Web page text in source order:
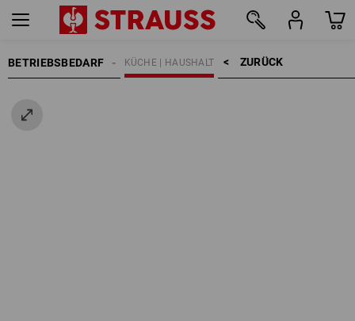
BETRIEBSBEDARF ZURÜCK    >
KÜCHE | HAUSHALT